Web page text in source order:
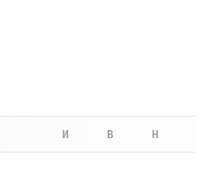
И В Н